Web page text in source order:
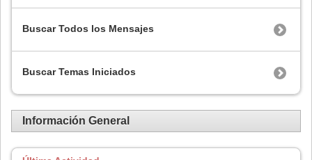
Buscar Todos los Mensajes
Buscar Temas Iniciados
Información General